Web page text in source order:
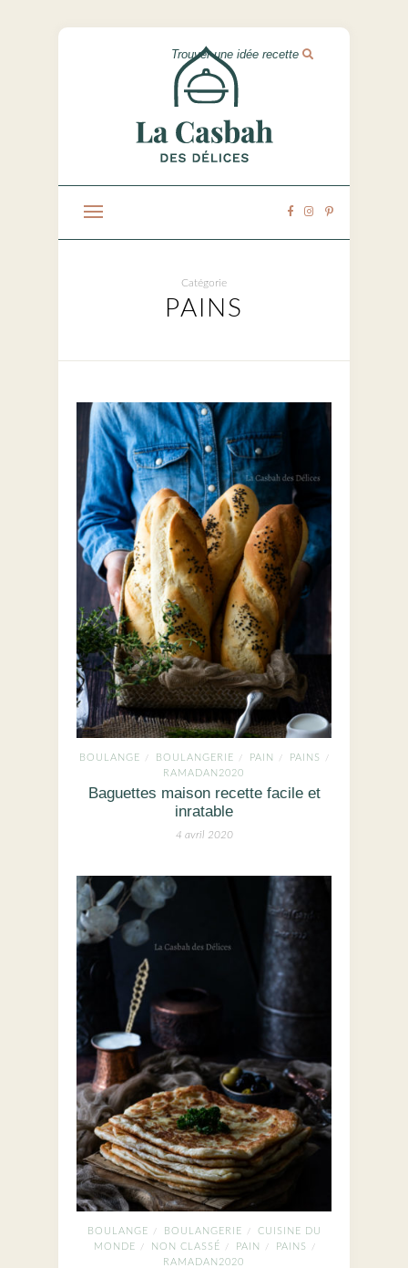
Catégorie
PAINS
BOULANGE / BOULANGERIE / PAIN / PAINS /
RAMADAN2020
Baguettes maison recette facile et
inratable
4 avril 2020
BOULANGE / BOULANGERIE /
CUISINE DU
MONDE
/ NON CLASSÉ / PAIN / PAINS /
RAMADAN2020